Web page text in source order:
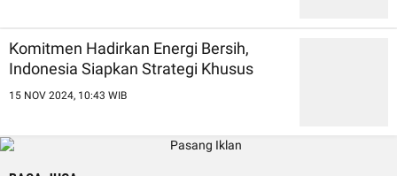
Komitmen Hadirkan Energi Bersih,
Indonesia Siapkan Strategi Khusus
15 NOV 2024, 10:43 WIB